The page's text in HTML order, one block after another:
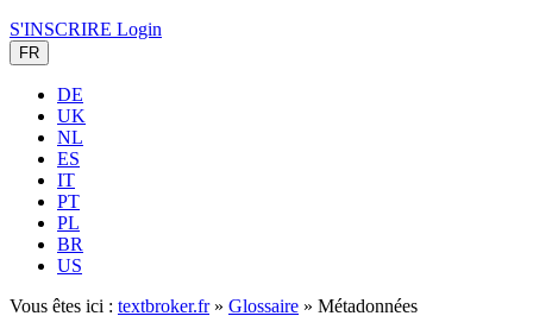
S'INSCRIRE Login
FR
DE
UK
NL
ES
IT
PT
PL
BR
US
Vous êtes ici : textbroker.fr» Glossaire » Métadonnées